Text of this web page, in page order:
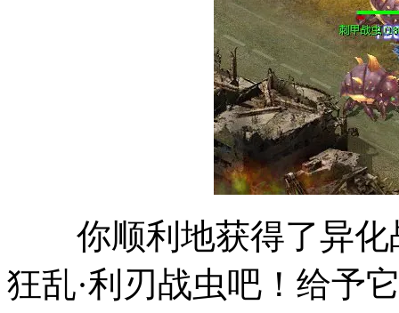
你顺利地获得了异化
狂乱·利刃战虫吧！给予